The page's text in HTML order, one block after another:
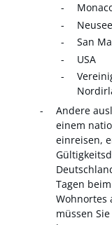
San
USA
Andere
einem
einreisen,
Tagen
Wohnortes
müssen